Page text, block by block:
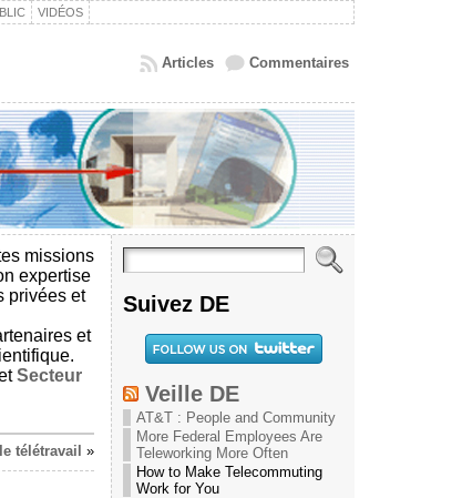
VIDÉOS
Commentaires
Articles
missions
expertise
privées et
et
Secteur
télétravail »
Suivez DE
Veille DE
AT&T : People and Community
More Federal Employees Are
Teleworking More Often
How to Make Telecommuting
Work for You